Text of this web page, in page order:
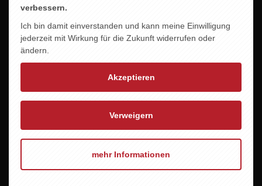
verbessern.
Ich bin damit einverstanden und kann meine Einwilligung
jederzeit mit Wirkung für die Zukunft widerrufen oder
ändern.
Akzeptieren
Verweigern
mehr Informationen